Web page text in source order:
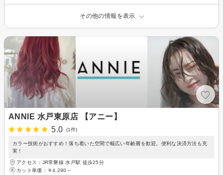
その他の情報を表示
ANNIE 水戸東原店 【アニー】
5.0
(1件)
カラー技術がおすすめ！落ち着いた空間で幅広い年齢層を歓迎。便利な決済方法も充
実！
アクセス：JR常磐線 水戸駅 徒歩25分
カット単価： ￥4,290～